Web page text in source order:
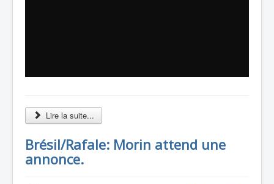
Lire la suite...
Brésil/Rafale: Morin attend une
annonce.